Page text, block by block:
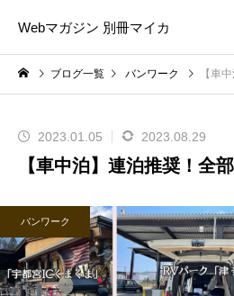
Webマガジン 別冊マイカ
ブログ一覧 バンワーク 【車中
2023.01.05 2023.08.29
【車中泊】連泊推奨！全
バンワーク